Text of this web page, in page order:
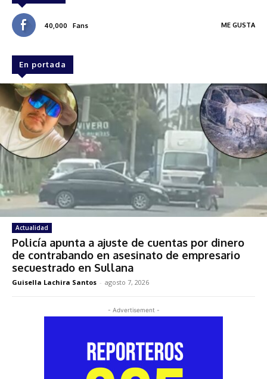
40,000 Fans ME GUSTA
En portada
Actualidad
Policía apunta a ajuste de cuentas por dinero
de contrabando en asesinato de empresario
secuestrado en Sullana
Guisella Lachira Santos - agosto 7, 2026
- Advertisement -